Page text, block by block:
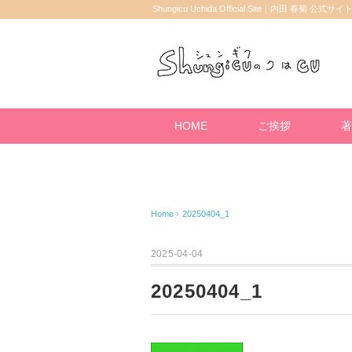
Shungicu Uchida Official Site｜内田 春菊 公式サイト
HOME ご挨拶
Home › 20250404_1
2025-04-04
20250404_1